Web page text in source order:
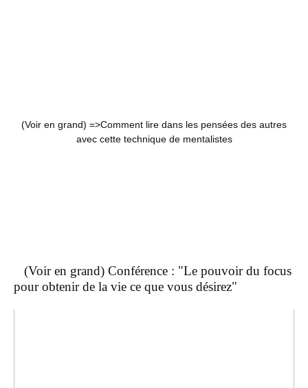
(Voir en grand) =>Comment lire dans les pensées des autres
avec cette technique de mentalistes
(Voir en grand) Conférence : "Le pouvoir du focus
pour obtenir de la vie ce que vous désirez"